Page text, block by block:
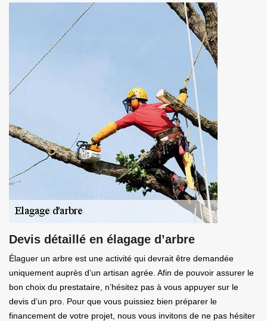
Devis détaillé en élagage d’arbre
Élaguer un arbre est une activité qui devrait être demandée
uniquement auprès d’un artisan agrée. Afin de pouvoir assurer le
bon choix du prestataire, n’hésitez pas à vous appuyer sur le
devis d’un pro. Pour que vous puissiez bien préparer le
financement de votre projet, nous vous invitons de ne pas hésiter